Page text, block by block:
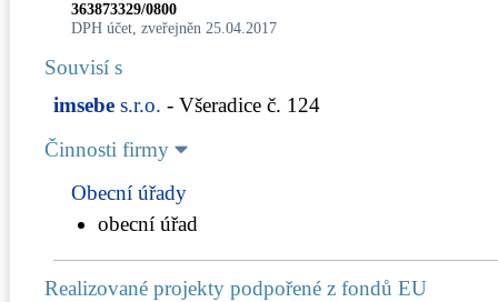
363873329/0800
DPH účet, zveřejněn 25.04.2017
Souvisí s
imsebe s.r.o. - Všeradice č. 124
Činnosti firmy
Obecní úřady
obecní úřad
Realizované projekty podpořené z fondů EU